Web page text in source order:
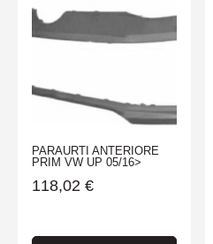
PARAURTI ANTERIORE
PRIM VW UP 05/16>
118,02 €